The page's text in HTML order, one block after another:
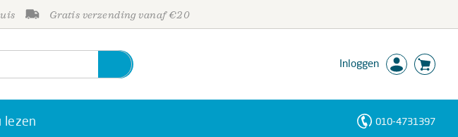
Gratis verzending vanaf €20
Inloggen
lezen 010-4731397